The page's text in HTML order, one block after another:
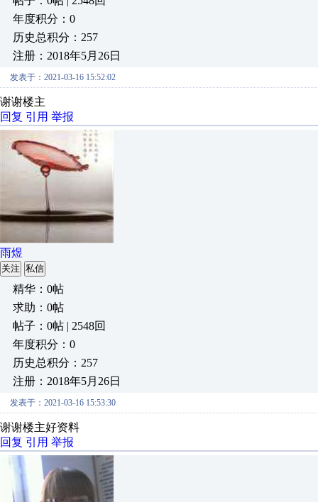
年度积分：0
历史总积分：257
注册：2018年5月26日
发表于：2021-03-16 15:52:02
谢谢楼主
回复 引用 举报
雨煜
关注 私信
精华：0帖
求助：0帖
帖子：0帖 | 2548回
年度积分：0
历史总积分：257
注册：2018年5月26日
发表于：2021-03-16 15:53:30
谢谢楼主好资料
回复 引用 举报